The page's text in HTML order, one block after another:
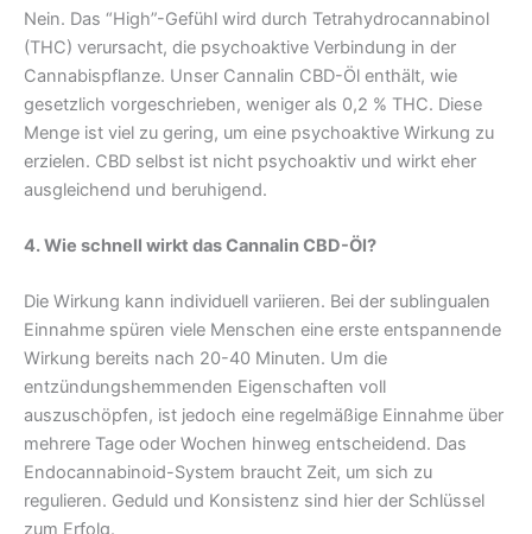
Nein. Das “High”-Gefühl wird durch Tetrahydrocannabinol
(THC) verursacht, die psychoaktive Verbindung in der
Cannabispflanze. Unser Cannalin CBD-Öl enthält, wie
gesetzlich vorgeschrieben, weniger als 0,2 % THC. Diese
Menge ist viel zu gering, um eine psychoaktive Wirkung zu
erzielen. CBD selbst ist nicht psychoaktiv und wirkt eher
ausgleichend und beruhigend.
4. Wie schnell wirkt das Cannalin CBD-Öl?
Die Wirkung kann individuell variieren. Bei der sublingualen
Einnahme spüren viele Menschen eine erste entspannende
Wirkung bereits nach 20-40 Minuten. Um die
entzündungshemmenden Eigenschaften voll
auszuschöpfen, ist jedoch eine regelmäßige Einnahme über
mehrere Tage oder Wochen hinweg entscheidend. Das
Endocannabinoid-System braucht Zeit, um sich zu
regulieren. Geduld und Konsistenz sind hier der Schlüssel
zum Erfolg.